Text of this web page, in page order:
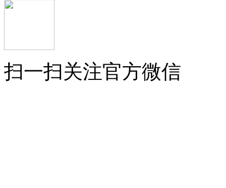
扫一扫关注官方微信